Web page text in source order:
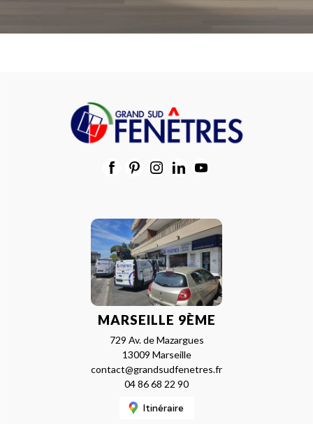
MARSEILLE 9ÈME
729 Av. de Mazargues
13009 Marseille
contact@grandsudfenetres.fr
04 86 68 22 90
Itinéraire